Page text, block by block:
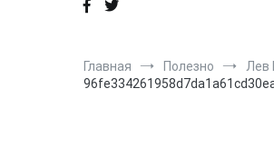
Главная Полезно
Лев